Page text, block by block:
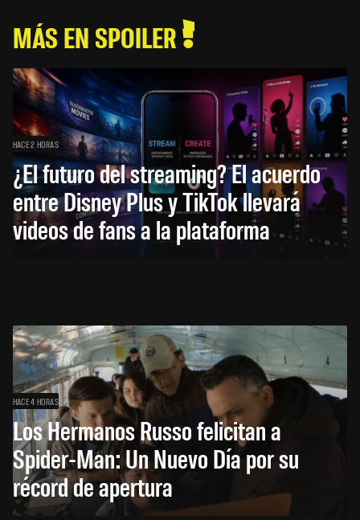
MÁS EN SPOILER
HACE 2 HORAS
¿El futuro del streaming? El acuerdo
entre Disney Plus y TikTok llevará
videos de fans a la plataforma
HACE 4 HORAS
Los Hermanos Russo felicitan a
Spider-Man: Un Nuevo Día por su
récord de apertura